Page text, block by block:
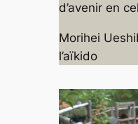
d’avenir en
Morihei
l’aïkido